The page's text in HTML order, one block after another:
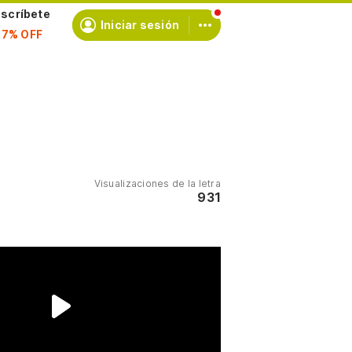
Iniciar sesión
Visualizaciones de la letra
931